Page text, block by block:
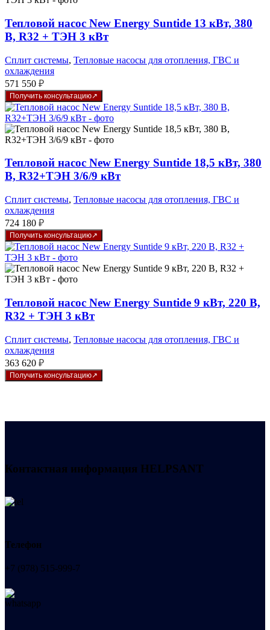
Тепловой насос New Energy Suntide 13 кВт, 380
В, R32 + ТЭН 3 кВт
Сплит системы, Тепловые насосы для отопления, ГВС и
охлаждения
571 550 ₽
Получить консультацию
Тепловой насос New Energy Suntide 18,5 кВт, 380
В, R32+ТЭН 3/6/9 кВт
Сплит системы, Тепловые насосы для отопления, ГВС и
охлаждения
724 180 ₽
Получить консультацию
Тепловой насос New Energy Suntide 9 кВт, 220 В,
R32 + ТЭН 3 кВт
Сплит системы, Тепловые насосы для отопления, ГВС и
охлаждения
363 620 ₽
Получить консультацию
Контактная информация HELPSANT
Телефон
+7 (978) 515-999-7